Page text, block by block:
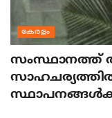
കേരളം
സംസ്ഥാനത്ത്
സാഹചര്യത്തിൽ